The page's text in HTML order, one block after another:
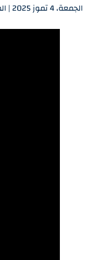
الجمعة، 4 تموز 2025 | المصدر : SPOT SHOT